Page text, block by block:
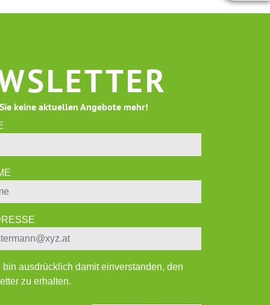
keine aktuellen Angebote mehr!
bin ausdrücklich damit einverstanden, den
zu erhalten.